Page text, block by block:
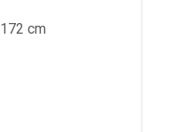
172 cm